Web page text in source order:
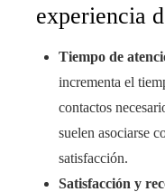
experiencia
Tiempo de
incrementa el
contactos
suelen asociarse
satisfacción.
Satisfacción y